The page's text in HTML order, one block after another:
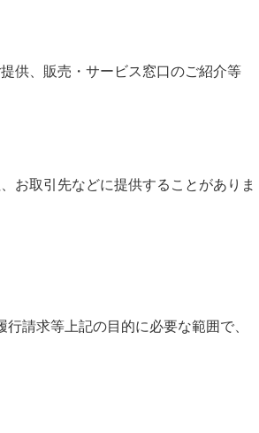
供、販売・サービス窓口のご紹介等
お取引先などに提供することがありま
請求等上記の目的に必要な範囲で、